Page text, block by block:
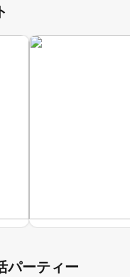
パーティー